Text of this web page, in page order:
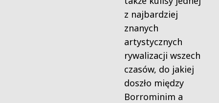
z najbardziej
znanych
artystycznych
rywalizacji wszech
czasów, do jakiej
doszło między
Borrominim a